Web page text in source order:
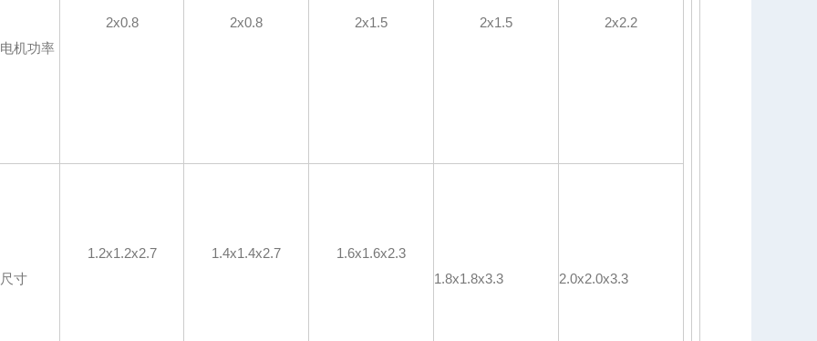
机功率
2x0.8 2x0.8 2x1.5 2x1.5 2x2.2
寸
1.2x1.2x2.7 1.4x1.4x2.7
1.6x1.6x2.3
1.8x1.8x3.3
2.0x2.0x3.3